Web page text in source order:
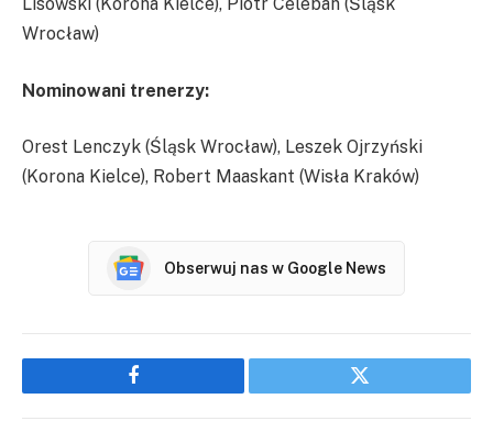
Wrocław)
Nominowani trenerzy:
Orest Lenczyk (Śląsk Wrocław), Leszek Ojrzyński
(Korona Kielce), Robert Maaskant (Wisła Kraków)
Obserwuj nas w Google News
Facebook Twitter